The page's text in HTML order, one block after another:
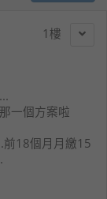
1
一個方案啦
前18個月月繳15